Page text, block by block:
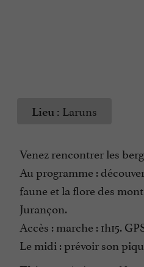
Lieu : Laruns
Venez rencontrer les
Au programme :
faune et la flore des
Jurançon.
Accès : marche : 1h15.
Le midi : prévoir son